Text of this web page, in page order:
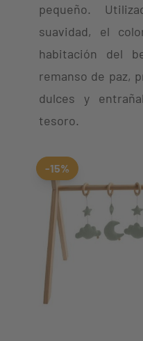
pequeño.
suavidad, el
habitación del
remanso de paz,
dulces y
tesoro.
-15%